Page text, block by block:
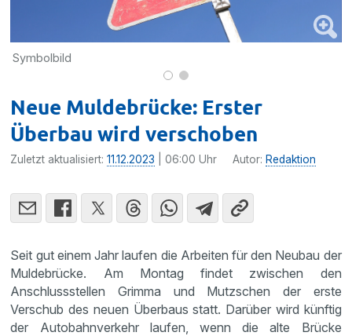
Symbolbild
Neue Muldebrücke: Erster
Überbau wird verschoben
Zuletzt aktualisiert:11.12.2023 | 06:00 Uhr Autor: Redaktion
Seit gut einem Jahr laufen die Arbeiten für den Neubau der
Muldebrücke. Am Montag findet zwischen den
Anschlussstellen Grimma und Mutzschen der erste
Verschub des neuen Überbaus statt. Darüber wird künftig
der Autobahnverkehr laufen, wenn die alte Brücke